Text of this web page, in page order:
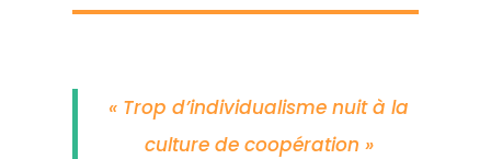
« Trop d’individualisme nuit à la
culture de coopération »